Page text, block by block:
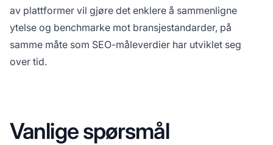
av plattformer vil gjøre det enklere å sammenligne
ytelse og benchmarke mot bransjestandarder, på
samme måte som SEO-måleverdier har utviklet seg
over tid.
Vanlige spørsmål